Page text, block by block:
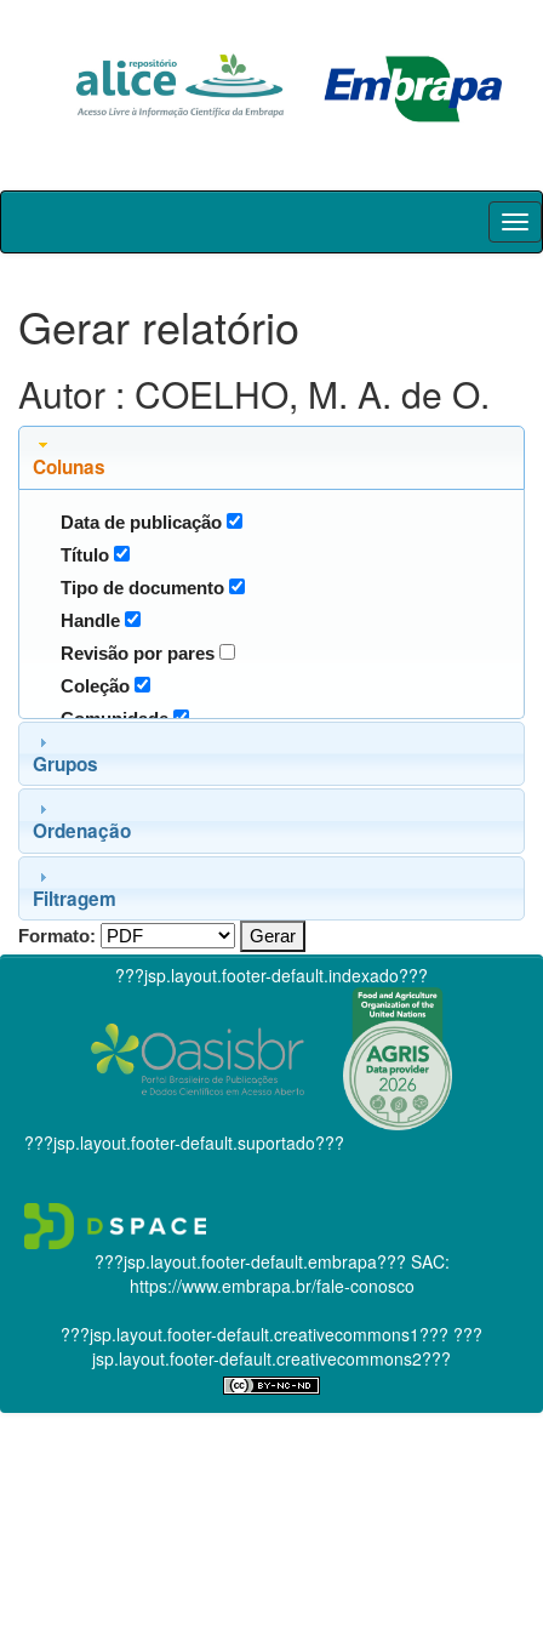
Skip
Gerar relatório
Autor : COELHO, M. A. de O.
Colunas
Data de publicação
Título
Tipo de documento
Handle
Revisão por pares
Coleção
Comunidade
Grupos
Ordenação
Filtragem
Formato:
???jsp.layout.footer-default.indexado???
???jsp.layout.footer-default.suportado???
???jsp.layout.footer-default.embrapa??? SAC:
https://www.embrapa.br/fale-conosco
???jsp.layout.footer-default.creativecommons1??? ???
jsp.layout.footer-default.creativecommons2???